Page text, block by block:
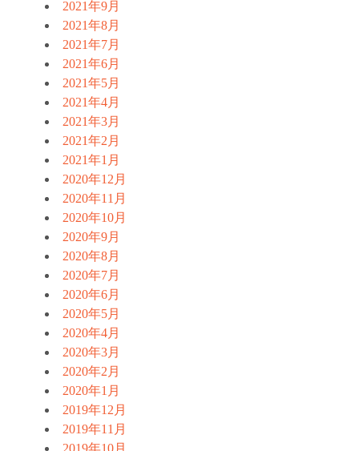
2021年9月
2021年8月
2021年7月
2021年6月
2021年5月
2021年4月
2021年3月
2021年2月
2021年1月
2020年12月
2020年11月
2020年10月
2020年9月
2020年8月
2020年7月
2020年6月
2020年5月
2020年4月
2020年3月
2020年2月
2020年1月
2019年12月
2019年11月
2019年10月